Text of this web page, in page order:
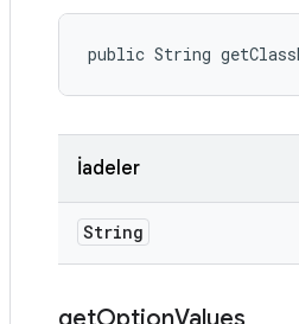
public String
İadeler
String